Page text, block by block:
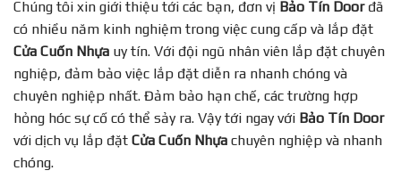
Chúng tôi xin giới thiệu tới các bạn, đơn vị Bảo Tín Doorđã
có nhiều năm kinh nghiệm trong việc cung cấp và lắp đặt
Cửa Cuốn Nhựa uy tín. Với đội ngũ nhân viên lắp đặt chuyên
nghiệp, đảm bảo việc lắp đặt diễn ra nhanh chóng và
chuyên nghiệp nhất. Đảm bảo hạn chế, các trường hợp
hỏng hóc sự cố có thể sảy ra. Vậy tới ngay với Bảo Tín Door
với dịch vụ lắp đặt Cửa Cuốn Nhựa chuyên nghiệp và nhanh
chóng.